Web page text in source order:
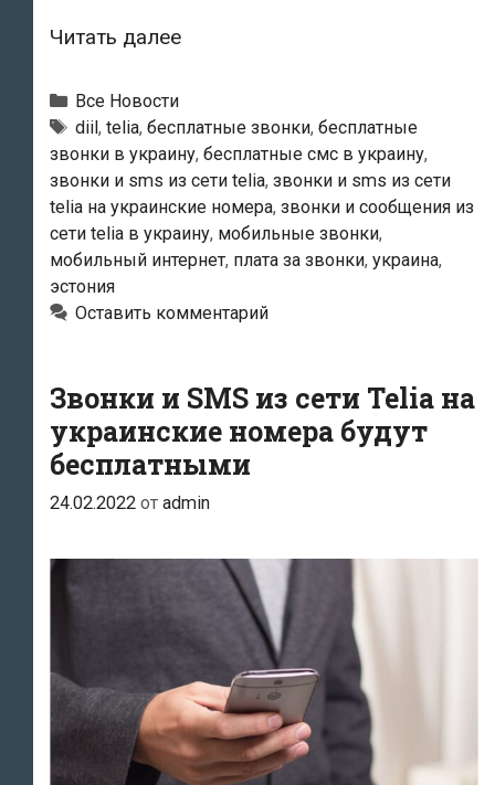
Читать далееФирма
своё
льготное
предложение
в
отношении
и
в
Украину
и
в
Рубрики
Все Новости
Метки
diil, telia, бесплатные звонки, бесплатные
звонки в украину, бесплатные смс в украину,
звонки и sms из сети telia, звонки и sms из сети
telia на украинские номера, звонки и сообщения из
сети telia в украину, мобильные звонки,
мобильный интернет, плата за звонки, украина,
эстония
Оставить комментарий
Звонки и SMS из сети Telia на
украинские номера будут
бесплатными
24.02.2022 от admin